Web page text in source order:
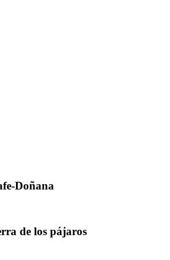
Doñana
de los pájaros